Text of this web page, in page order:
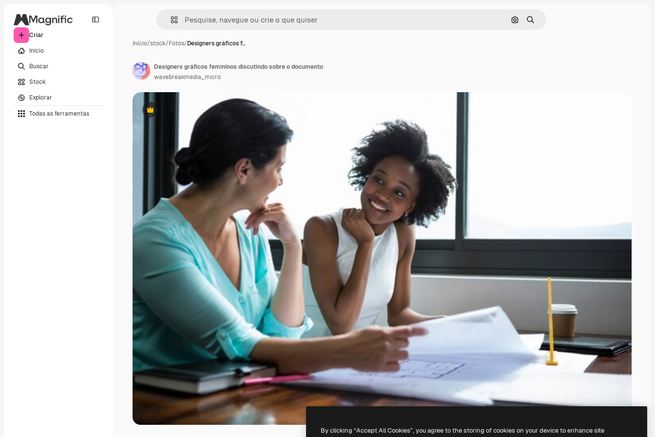
Criar
Início
Buscar
Stock
Explorar
Todas as ferramentas
Pesquisar por imagem
Buscar
Início/stock/Fotos/Designers gráficos f…
Premium
Designers gráficos femininos discutindo sobre o documento
wavebreakmedia_micro
By clicking “Accept All Cookies”, you agree to the storing of cookies on your device to enhance site